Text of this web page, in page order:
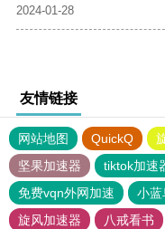
2024-01-28
友情链接
网站地图 QuickQ
坚果加速器
tiktok加速
免费vqn外网加速
小蓝
旋风加速器
八戒看书